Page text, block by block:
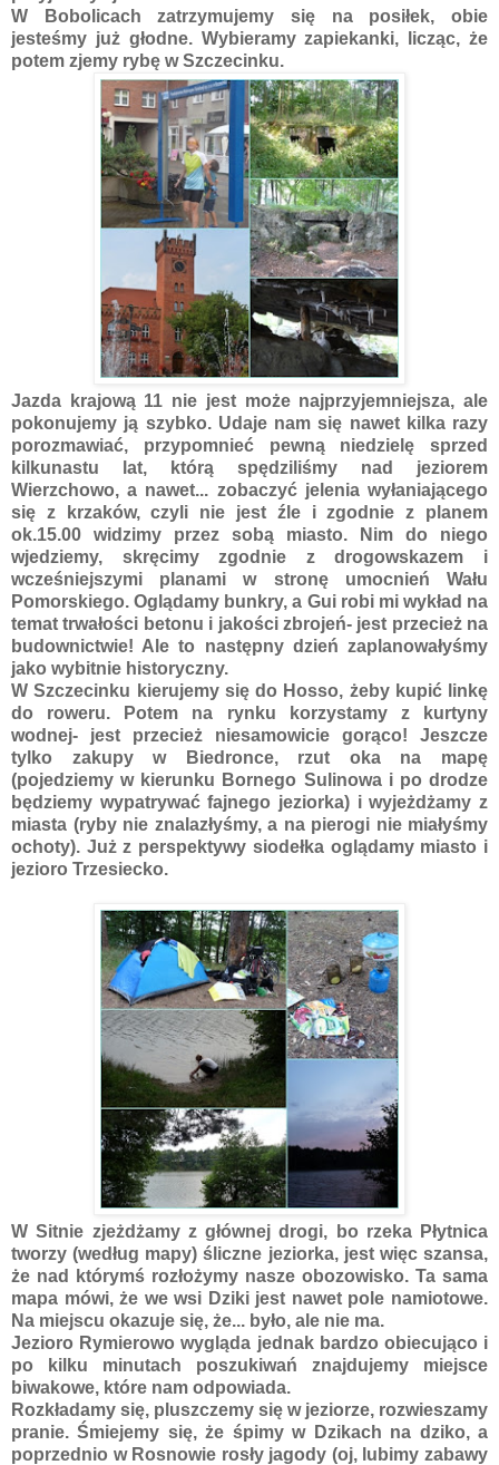
W Bobolicach zatrzymujemy się na posiłek, obie
jesteśmy już głodne. Wybieramy zapiekanki, licząc, że
potem zjemy rybę w Szczecinku.
Jazda krajową 11 nie jest może najprzyjemniejsza, ale
pokonujemy ją szybko. Udaje nam się nawet kilka razy
porozmawiać, przypomnieć pewną niedzielę sprzed
kilkunastu lat, którą spędziliśmy nad jeziorem
Wierzchowo, a nawet... zobaczyć jelenia wyłaniającego
się z krzaków, czyli nie jest źle i zgodnie z planem
ok.15.00 widzimy przez sobą miasto. Nim do niego
wjedziemy, skręcimy zgodnie z drogowskazem i
wcześniejszymi planami w stronę umocnień Wału
Pomorskiego. Oglądamy bunkry, a Gui robi mi wykład na
temat trwałości betonu i jakości zbrojeń- jest przecież na
budownictwie! Ale to następny dzień zaplanowałyśmy
jako wybitnie historyczny.
W Szczecinku kierujemy się do Hosso, żeby kupić linkę
do roweru. Potem na rynku korzystamy z kurtyny
wodnej- jest przecież niesamowicie gorąco! Jeszcze
tylko zakupy w Biedronce, rzut oka na mapę
(pojedziemy w kierunku Bornego Sulinowa i po drodze
będziemy wypatrywać fajnego jeziorka) i wyjeżdżamy z
miasta (ryby nie znalazłyśmy, a na pierogi nie miałyśmy
ochoty). Już z perspektywy siodełka oglądamy miasto i
jezioro Trzesiecko.
W Sitnie zjeżdżamy z głównej drogi, bo rzeka Płytnica
tworzy (według mapy) śliczne jeziorka, jest więc szansa,
że nad którymś rozłożymy nasze obozowisko. Ta sama
mapa mówi, że we wsi Dziki jest nawet pole namiotowe.
Na miejscu okazuje się, że... było, ale nie ma.
Jezioro Rymierowo wygląda jednak bardzo obiecująco i
po kilku minutach poszukiwań znajdujemy miejsce
biwakowe, które nam odpowiada.
Rozkładamy się, pluszczemy się w jeziorze, rozwieszamy
pranie. Śmiejemy się, że śpimy w Dzikach na dziko, a
poprzednio w Rosnowie rosły jagody (oj, lubimy zabawy